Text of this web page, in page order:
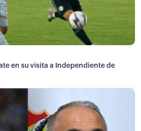
en su visita a Independiente de